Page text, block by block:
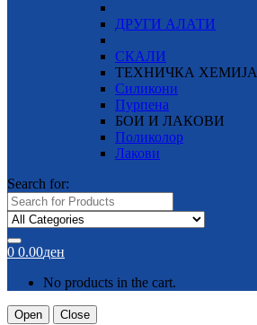
ДРУГИ АЛАТИ
СКАЛИ
ТЕХНИЧКА ХЕМИЈА
Силикони
Пурпена
БОИ И ЛАКОВИ
Поликолор
Лакови
Search for:
0 0.00ден
No products in the cart.
Open Close